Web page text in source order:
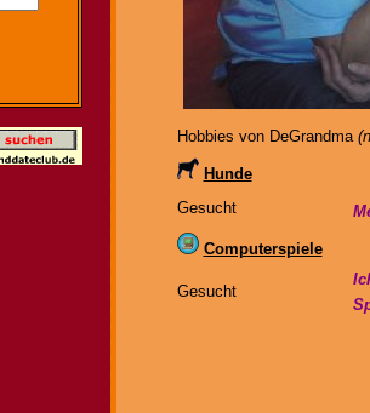
Hobbies von DeGrandma
Hunde
Gesucht
Computerspiele
Gesucht